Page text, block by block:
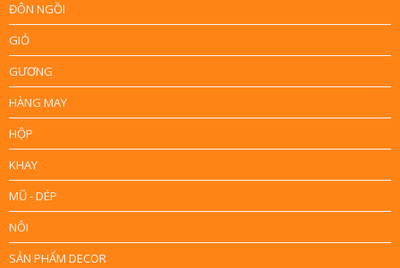
ĐÔN NGỒI
GIỎ
GƯƠNG
HÀNG MAY
HỘP
KHAY
MŨ - DÉP
NÔI
SẢN PHẨM DECOR